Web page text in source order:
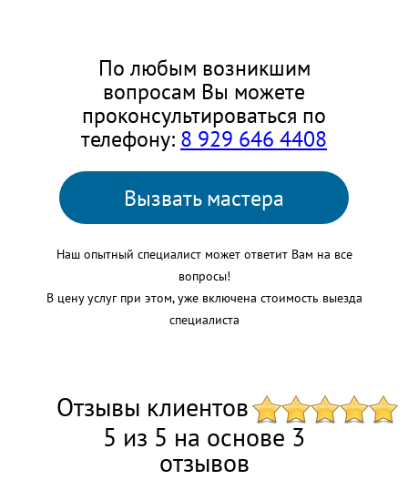
По любым возникшим
вопросам Вы можете
проконсультироваться по
телефону: 8 929 646 4408
Вызвать мастера
Наш опытный специалист может ответит Вам на все
вопросы!
В цену услуг при этом, уже включена стоимость выезда
специалиста
Отзывы клиентов
5 из 5 на основе 3
отзывов